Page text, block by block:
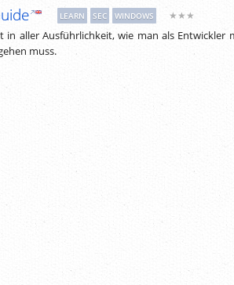
LEARN SEC WINDOWS ★★★
in aller Ausführlichkeit, wie man als Entwickler
muss.